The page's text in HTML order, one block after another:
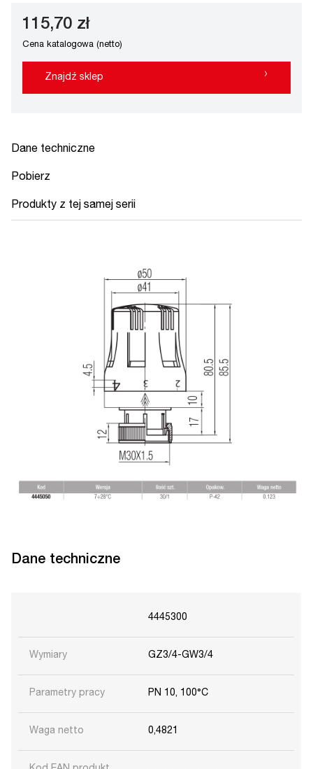
115,70 zł
Cena katalogowa (netto)
Znajdź sklep ›
Dane techniczne
Pobierz
Produkty z tej samej serii
Dane techniczne
4445300
Wymiary GZ3/4-GW3/4
Parametry pracy PN 10, 100°C
Waga netto 0,4821